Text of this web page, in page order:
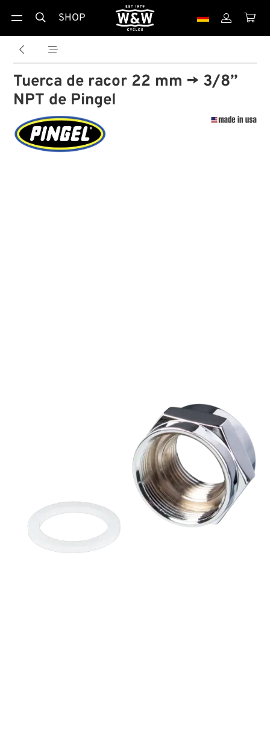
 SHOP  
 
Tuerca de racor 22 mm → 3/8”
NPT de Pingel